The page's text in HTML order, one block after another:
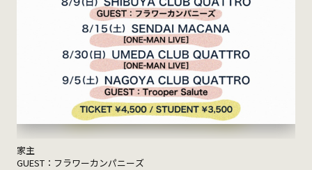
家主
GUEST：フラワーカンパニーズ